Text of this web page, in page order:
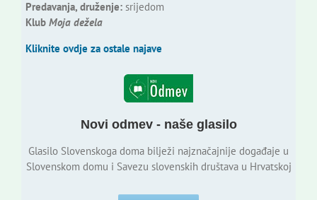
Predavanja, druženje:srijedom
Klub Moja dežela
Kliknite ovdje za ostale najave
Novi odmev - naše glasilo
Glasilo Slovenskoga doma bilježi najznačajnije događaje u
Slovenskom domu i Savezu slovenskih društava u Hrvatskoj